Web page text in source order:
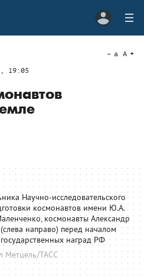
19:05
a A
Научно-исследовательского
космонавтов имени Ю.А.
космонавты Александр
направо) перед началом
наград РФ
Метцель/ТАСС